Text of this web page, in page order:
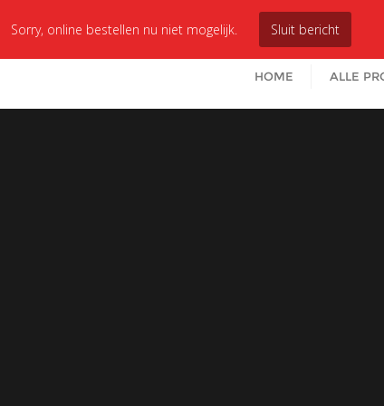
HOME ALLE
Sorry, online bestellen nu niet mogelijk. Sluit bericht